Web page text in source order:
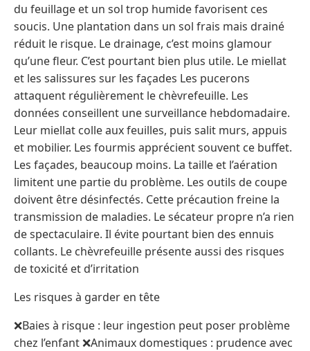
du feuillage et un sol trop humide favorisent ces
soucis. Une plantation dans un sol frais mais drainé
réduit le risque. Le drainage, c’est moins glamour
qu’une fleur. C’est pourtant bien plus utile. Le miellat
et les salissures sur les façades Les pucerons
attaquent régulièrement le chèvrefeuille. Les
données conseillent une surveillance hebdomadaire.
Leur miellat colle aux feuilles, puis salit murs, appuis
et mobilier. Les fourmis apprécient souvent ce buffet.
Les façades, beaucoup moins. La taille et l’aération
limitent une partie du problème. Les outils de coupe
doivent être désinfectés. Cette précaution freine la
transmission de maladies. Le sécateur propre n’a rien
de spectaculaire. Il évite pourtant bien des ennuis
collants. Le chèvrefeuille présente aussi des risques
de toxicité et d’irritation
Les risques à garder en tête
❌Baies à risque : leur ingestion peut poser problème
chez l’enfant ❌Animaux domestiques : prudence avec